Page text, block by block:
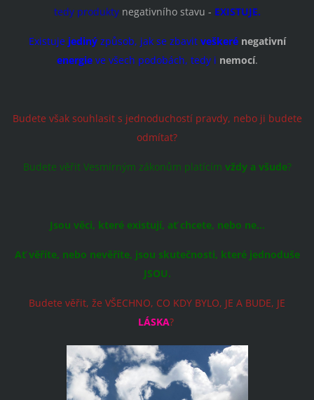
tedy produkty negativního stavu - EXISTUJE.
Existuje jedinýzpůsob, jak se zbavit veškeré negativní
energieve všech podobách, tedy i nemocí.
Budete však souhlasit s jednoduchostí pravdy, nebo ji budete
odmítat?
Budete věřit Vesmírným zákonům platícím vždy a všude?
Jsou věci, které existují, ať chcete, nebo ne...
Ať věříte, nebo nevěříte, jsou skutečnosti, které jednoduše
JSOU.
Budete věřit, že VŠECHNO, CO KDY BYLO, JE A BUDE, JE
LÁSKA?